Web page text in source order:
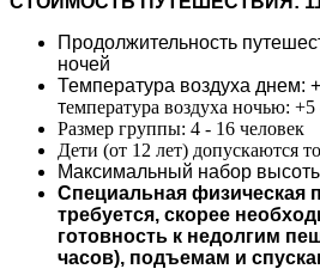
Продолжительность
ночей
Температура воздуха днем:
температура воздуха ночью:
Размер группы: 4 - 16 человек
Дети (от 12 лет) допускаются
Максимальный набор
Специальная физическая
требуется, скорее
готовность к недолгим
часов), подъемам и